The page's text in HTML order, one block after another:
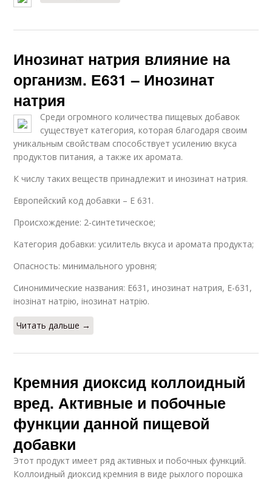
Инозинат натрия влияние на
организм. Е631 – Инозинат
натрия
Среди огромного количества пищевых добавок
существует категория, которая благодаря своим
уникальным свойствам способствует усилению вкуса
продуктов питания, а также их аромата.
К числу таких веществ принадлежит и инозинат натрия.
Европейский код добавки – Е 631.
Происхождение: 2-синтетическое;
Категория добавки: усилитель вкуса и аромата продукта;
Опасность: минимального уровня;
Синонимические названия: Е631, инозинат натрия, Е-631,
інозінат натрію, інозинат натрію.
Читать дальше →
Кремния диоксид коллоидный
вред. Активные и побочные
функции данной пищевой
добавки
Этот продукт имеет ряд активных и побочных функций.
Коллоидный диоксид кремния в виде рыхлого порошка